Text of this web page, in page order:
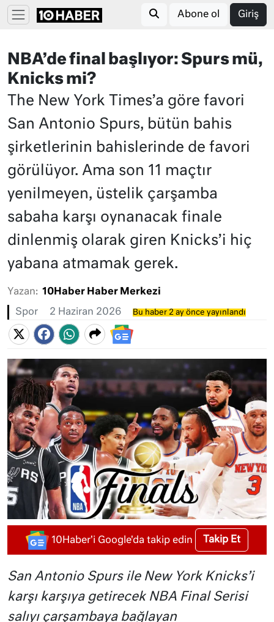
Abone ol Giriş
NBA’de final başlıyor: Spurs mü,
Knicks mi?
The New York Times’a göre favori
San Antonio Spurs, bütün bahis
şirketlerinin bahislerinde de favori
görülüyor. Ama son 11 maçtır
yenilmeyen, üstelik çarşamba
sabaha karşı oynanacak finale
dinlenmiş olarak giren Knicks’i hiç
yabana atmamak gerek.
Yazan: 10Haber Haber Merkezi
Spor 2 Haziran 2026 Bu haber 2 ay önce yayınlandı
10Haber'i Google'da takip edin Takip Et
San Antonio Spurs ile New York Knicks’i
karşı karşıya getirecek NBA Final Serisi
salıyı çarşambaya bağlayan